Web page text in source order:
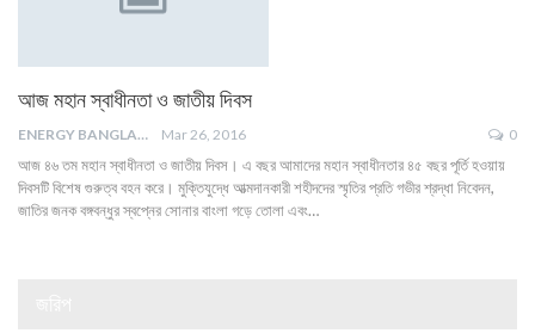
আজ মহান স্বাধীনতা ও জাতীয় দিবস
ENERGY BANGLA Mar 26, 2016 0
আজ ৪৬ তম মহান স্বাধীনতা ও জাতীয় দিবস। এ বছর আমাদের মহান স্বাধীনতার ৪৫ বছর পূর্তি হওয়ায়
দিবসটি বিশেষ গুরুত্ব বহন করে। মুক্তিযুদ্ধে আত্মদানকারী শহীদদের স্মৃতির প্রতি গভীর শ্রদ্ধা নিবেদন,
জাতির জনক বঙ্গবন্ধুর স্বপ্নের সোনার বাংলা গড়ে তোলা এবং…